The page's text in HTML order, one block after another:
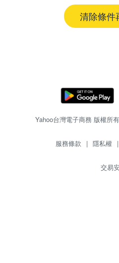
清除條件
Yahoo台灣電子商務 版權所
服務條款 | 隱私權 |
交易